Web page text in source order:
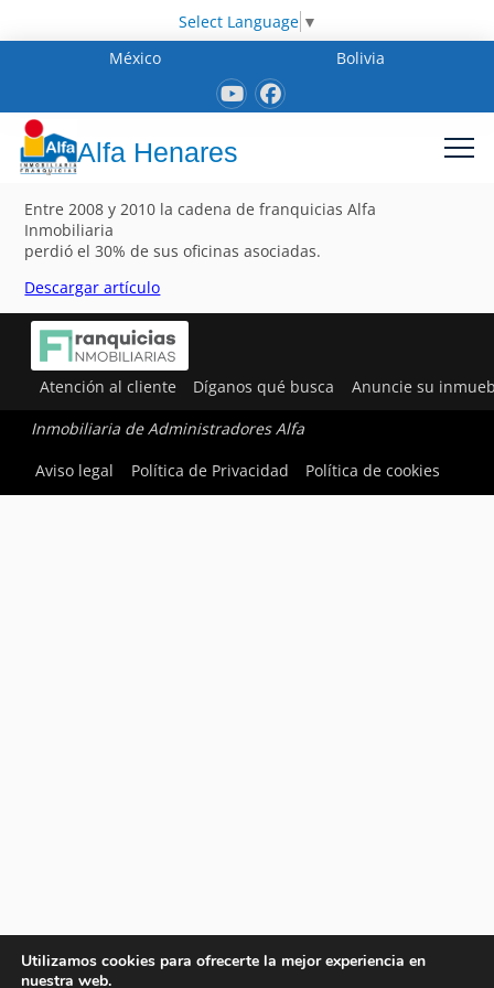
Select Language ▼
México
Bolivia
Alfa Henares
Entre 2008 y 2010 la cadena de franquicias Alfa
Inmobiliaria
perdió el 30% de sus oficinas asociadas.
Descargar artículo
Atención al cliente Díganos qué busca Anuncie su
Inmobiliaria de Administradores Alfa
Aviso legal
Política de Privacidad Política de cookies
Utilizamos cookies para ofrecerte la mejor experiencia en
nuestra web.